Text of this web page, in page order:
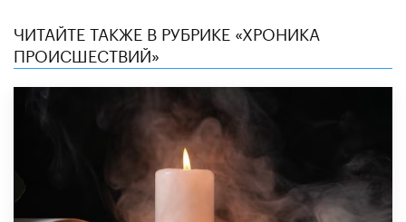
ЧИТАЙТЕ ТАКЖЕ В РУБРИКЕ «ХРОНИКА
ПРОИСШЕСТВИЙ»